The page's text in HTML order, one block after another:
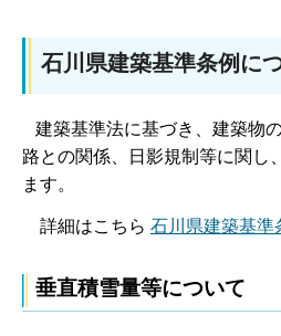
石川県建築基準条例に
建築基準法に基づき、建築物
路との関係、日影規制等に関し
ます。
詳細はこちら 石川県建築基準
垂直積雪量等について